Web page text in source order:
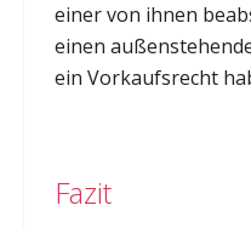
einer von ihnen
einen
ein Vorkaufsrecht
Fazit